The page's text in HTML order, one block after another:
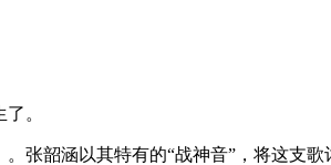
。
张韶涵以其特有的“战神音”，将这支